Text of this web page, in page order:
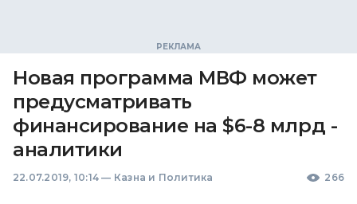
Новая программа МВФ может
предусматривать
финансирование на $6-8 млрд -
аналитики
22.07.2019, 10:14 — Казна и Политика 266